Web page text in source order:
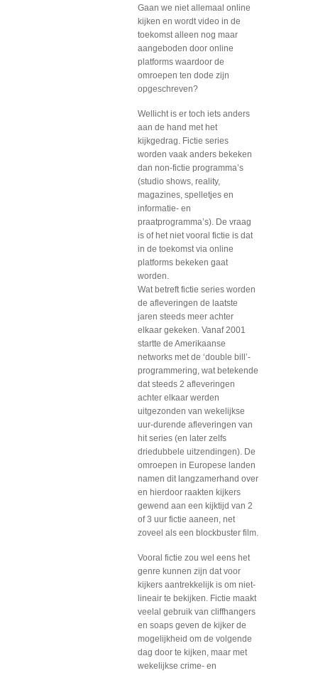
Gaan we niet allemaal online
kijken en wordt video in de
toekomst alleen nog maar
aangeboden door online
platforms waardoor de
omroepen ten dode zijn
opgeschreven?
Wellicht is er toch iets anders
aan de hand met het
kijkgedrag. Fictie series
worden vaak anders bekeken
dan non-fictie programma’s
(studio shows, reality,
magazines, spelletjes en
informatie- en
praatprogramma’s). De vraag
is of het niet vooral fictie is dat
in de toekomst via online
platforms bekeken gaat
worden.
Wat betreft fictie series worden
de afleveringen de laatste
jaren steeds meer achter
elkaar gekeken. Vanaf 2001
startte de Amerikaanse
networks met de ‘double bill’-
programmering, wat betekende
dat steeds 2 afleveringen
achter elkaar werden
uitgezonden van wekelijkse
uur-durende afleveringen van
hit series (en later zelfs
driedubbele uitzendingen). De
omroepen in Europese landen
namen dit langzamerhand over
en hierdoor raakten kijkers
gewend aan een kijktijd van 2
of 3 uur fictie aaneen, net
zoveel als een blockbuster film.
Vooral fictie zou wel eens het
genre kunnen zijn dat voor
kijkers aantrekkelijk is om niet-
lineair te bekijken. Fictie maakt
veelal gebruik van cliffhangers
en soaps geven de kijker de
mogelijkheid om de volgende
dag door te kijken, maar met
wekelijkse crime- en